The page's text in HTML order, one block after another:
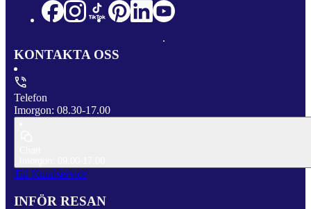
KONTAKTA OSS
Telefon
Imorgon: 08.30-17.00
Till Kundservice
INFÖR RESAN